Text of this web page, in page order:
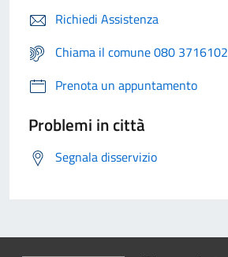
Richiedi Assistenza
Chiama il comune 080 3716102
Prenota un appuntamento
Problemi in città
Segnala disservizio